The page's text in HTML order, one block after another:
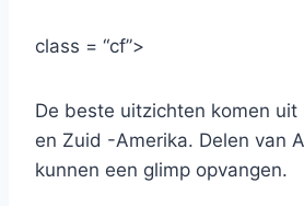
class = “cf”>
De beste uitzichten komen
en Zuid -Amerika. Delen van
kunnen een glimp opvangen.